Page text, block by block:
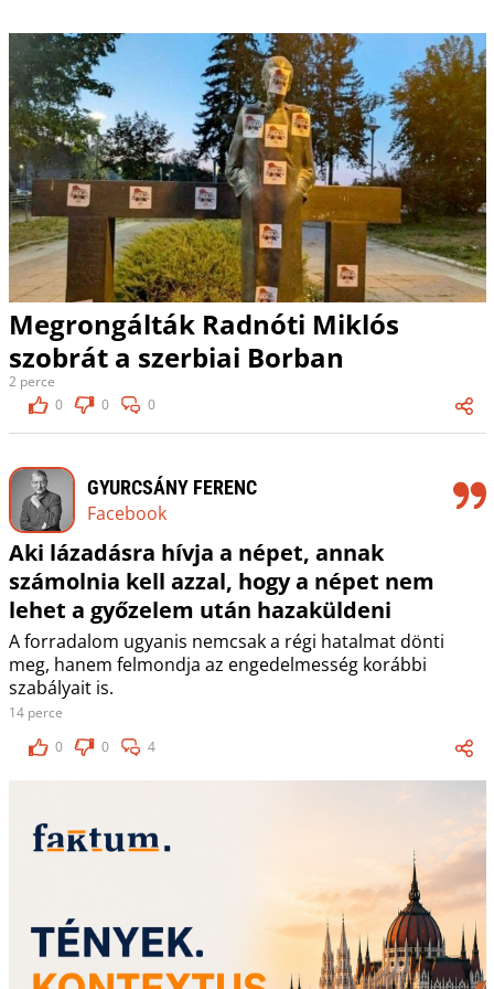
Megrongálták Radnóti Miklós
szobrát a szerbiai Borban
2 perce
0
0 0
GYURCSÁNY FERENC
Facebook
Aki lázadásra hívja a népet, annak
számolnia kell azzal, hogy a népet nem
lehet a győzelem után hazaküldeni
A forradalom ugyanis nemcsak a régi hatalmat dönti
meg, hanem felmondja az engedelmesség korábbi
szabályait is.
14 perce
0
0 4